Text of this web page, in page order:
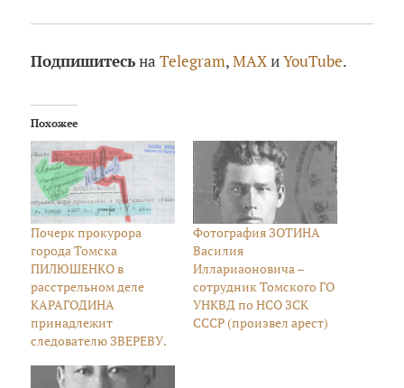
ПодпишитесьнаTelegram,MAXиYouTube.
Похожее
Почерк прокурора
города Томска
ПИЛЮШЕНКО в
расстрельном деле
КАРАГОДИНА
принадлежит
следователю ЗВЕРЕВУ.
Фотография ЗОТИНА
Василия
Иллариаоновича –
сотрудник Томского ГО
УНКВД по НСО ЗСК
СССР (произвел арест)